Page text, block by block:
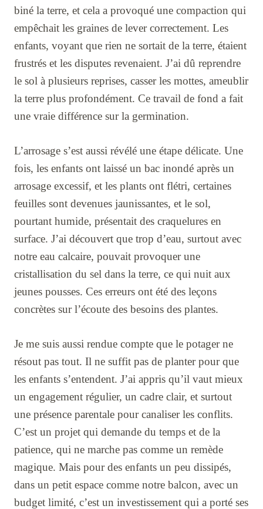
biné la terre, et cela a provoqué une compaction qui
empêchait les graines de lever correctement. Les
enfants, voyant que rien ne sortait de la terre, étaient
frustrés et les disputes revenaient. J’ai dû reprendre
le sol à plusieurs reprises, casser les mottes, ameublir
la terre plus profondément. Ce travail de fond a fait
une vraie différence sur la germination.
L’arrosage s’est aussi révélé une étape délicate. Une
fois, les enfants ont laissé un bac inondé après un
arrosage excessif, et les plants ont flétri, certaines
feuilles sont devenues jaunissantes, et le sol,
pourtant humide, présentait des craquelures en
surface. J’ai découvert que trop d’eau, surtout avec
notre eau calcaire, pouvait provoquer une
cristallisation du sel dans la terre, ce qui nuit aux
jeunes pousses. Ces erreurs ont été des leçons
concrètes sur l’écoute des besoins des plantes.
Je me suis aussi rendue compte que le potager ne
résout pas tout. Il ne suffit pas de planter pour que
les enfants s’entendent. J’ai appris qu’il vaut mieux
un engagement régulier, un cadre clair, et surtout
une présence parentale pour canaliser les conflits.
C’est un projet qui demande du temps et de la
patience, qui ne marche pas comme un remède
magique. Mais pour des enfants un peu dissipés,
dans un petit espace comme notre balcon, avec un
budget limité, c’est un investissement qui a porté ses